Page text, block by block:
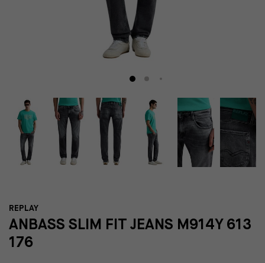
REPLAY
ANBASS SLIM FIT JEANS M914Y 613
176